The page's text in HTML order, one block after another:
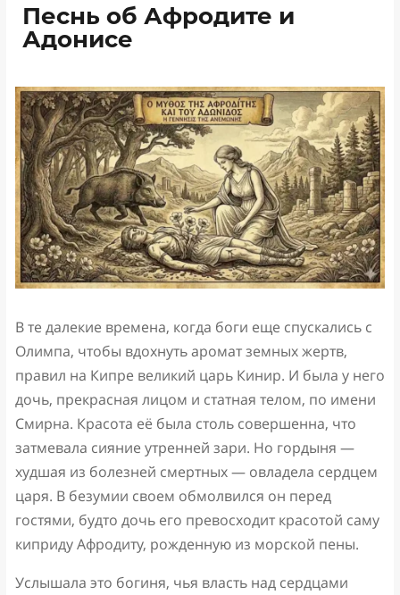
Песнь об Афродите и
Адонисе
В те далекие времена, когда боги еще спускались с
Олимпа, чтобы вдохнуть аромат земных жертв,
правил на Кипре великий царь Кинир. И была у него
дочь, прекрасная лицом и статная телом, по имени
Смирна. Красота её была столь совершенна, что
затмевала сияние утренней зари. Но гордыня —
худшая из болезней смертных — овладела сердцем
царя. В безумии своем обмолвился он перед
гостями, будто дочь его превосходит красотой саму
киприду Афродиту, рожденную из морской пены.
Услышала это богиня, чья власть над сердцами